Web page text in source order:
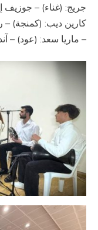
جريج: (غناء) –
كارين ديب: (كمنجة) –
– ماريا سعد: (عود) –